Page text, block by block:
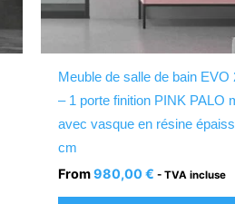
Meuble de salle de bain EVO
– 1 porte finition PINK PALO
avec vasque en résine
cm
From980,00€ - TVA incluse